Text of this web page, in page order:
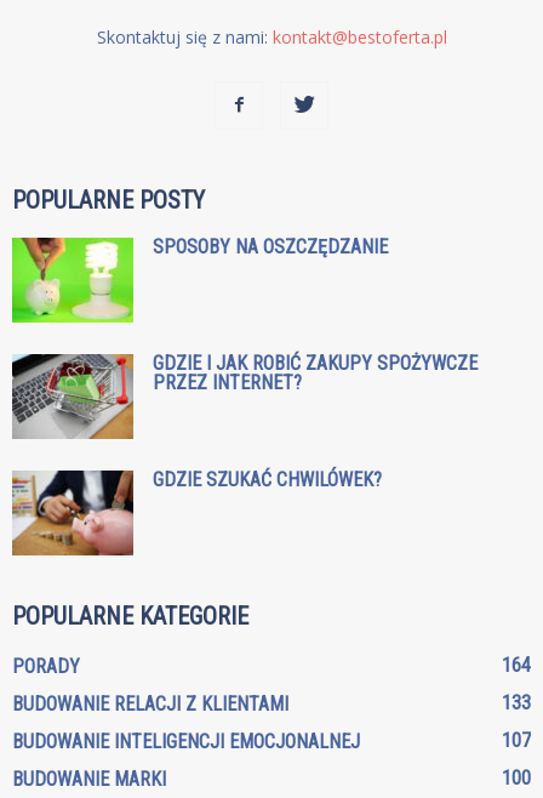
Skontaktuj się z nami: kontakt@bestoferta.pl
POPULARNE POSTY
SPOSOBY NA OSZCZĘDZANIE
GDZIE I JAK ROBIĆ ZAKUPY SPOŻYWCZE
PRZEZ INTERNET?
GDZIE SZUKAĆ CHWILÓWEK?
POPULARNE KATEGORIE
PORADY
164
BUDOWANIE RELACJI Z KLIENTAMI
133
BUDOWANIE INTELIGENCJI EMOCJONALNEJ
107
BUDOWANIE MARKI
100